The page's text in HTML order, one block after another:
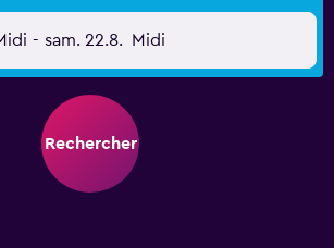
- sam. 22.8. Midi
Rechercher